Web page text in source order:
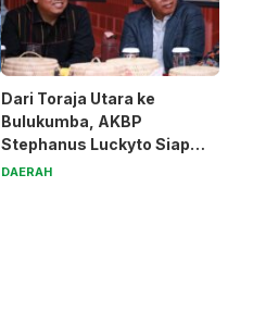
Dari Toraja Utara ke
Bulukumba, AKBP
Stephanus Luckyto Siap
Jaga Kamtibmas
DAERAH